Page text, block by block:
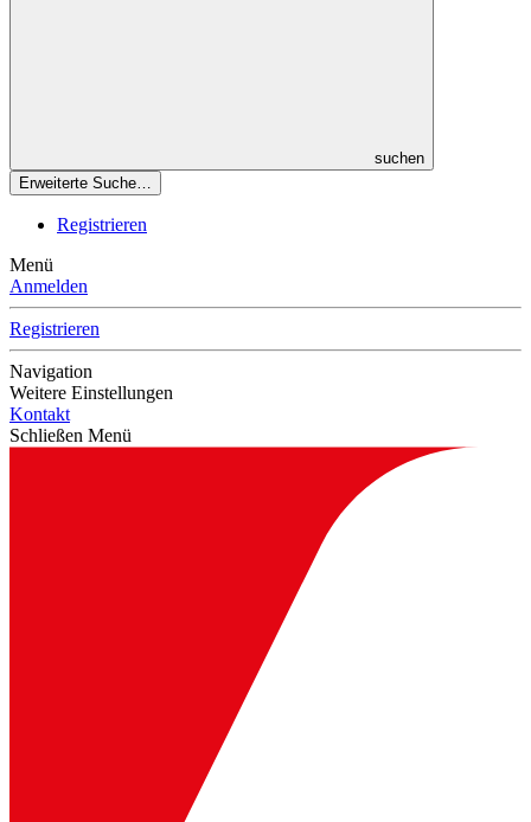
suchen
Erweiterte Suche…
Registrieren
Menü
Anmelden
Registrieren
Navigation
Weitere Einstellungen
Kontakt
Schließen Menü